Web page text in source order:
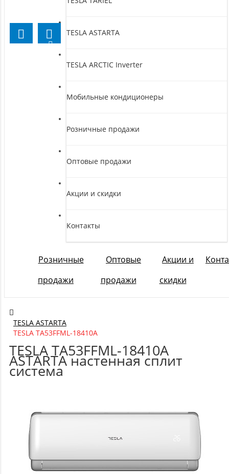
TESLA ASTARTA
TESLA ARCTIC Inverter
Мобильные кондиционеры
Розничные продажи
Оптовые продажи
Акции и скидки
Контакты
Розничные
продажи
Оптовые
продажи
Акции и
скидки
TESLA ASTARTA
TESLA TA53FFML-18410A
TESLA TA53FFML-18410A
ASTARTA настенная сплит
система